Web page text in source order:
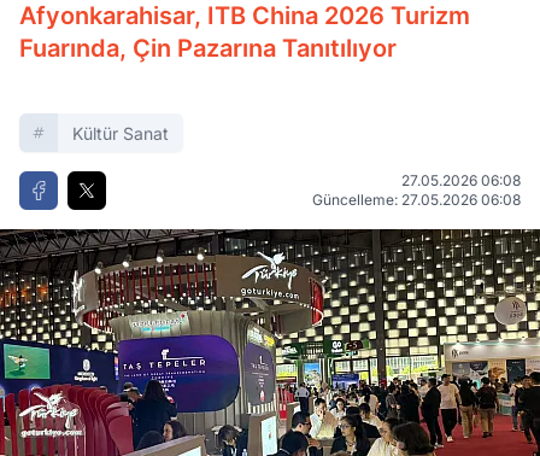
Afyonkarahisar, ITB China 2026 Turizm
Fuarında, Çin Pazarına Tanıtılıyor
Kültür Sanat
27.05.2026 06:08
Güncelleme: 27.05.2026 06:08